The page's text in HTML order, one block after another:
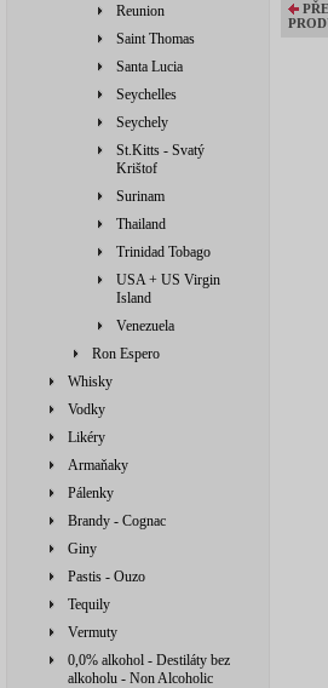
Reunion
Saint Thomas
Santa Lucia
Seychelles
Seychely
St.Kitts - Svatý
Krištof
Surinam
Thailand
Trinidad Tobago
USA + US Virgin
Island
Venezuela
Ron Espero
Whisky
Vodky
Likéry
Armaňaky
Pálenky
Brandy - Cognac
Giny
Pastis - Ouzo
Tequily
Vermuty
0,0% alkohol - Destiláty bez
alkoholu - Non Alcoholic